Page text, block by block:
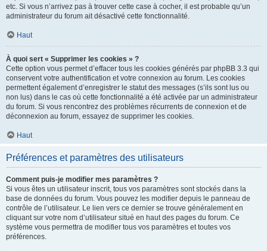
etc. Si vous n’arrivez pas à trouver cette case à cocher, il est probable qu’un
administrateur du forum ait désactivé cette fonctionnalité.
Haut
À quoi sert « Supprimer les cookies » ?
Cette option vous permet d’effacer tous les cookies générés par phpBB 3.3 qui
conservent votre authentification et votre connexion au forum. Les cookies
permettent également d’enregistrer le statut des messages (s’ils sont lus ou
non lus) dans le cas où cette fonctionnalité a été activée par un administrateur
du forum. Si vous rencontrez des problèmes récurrents de connexion et de
déconnexion au forum, essayez de supprimer les cookies.
Haut
Préférences et paramètres des utilisateurs
Comment puis-je modifier mes paramètres ?
Si vous êtes un utilisateur inscrit, tous vos paramètres sont stockés dans la
base de données du forum. Vous pouvez les modifier depuis le panneau de
contrôle de l’utilisateur. Le lien vers ce dernier se trouve généralement en
cliquant sur votre nom d’utilisateur situé en haut des pages du forum. Ce
système vous permettra de modifier tous vos paramètres et toutes vos
préférences.